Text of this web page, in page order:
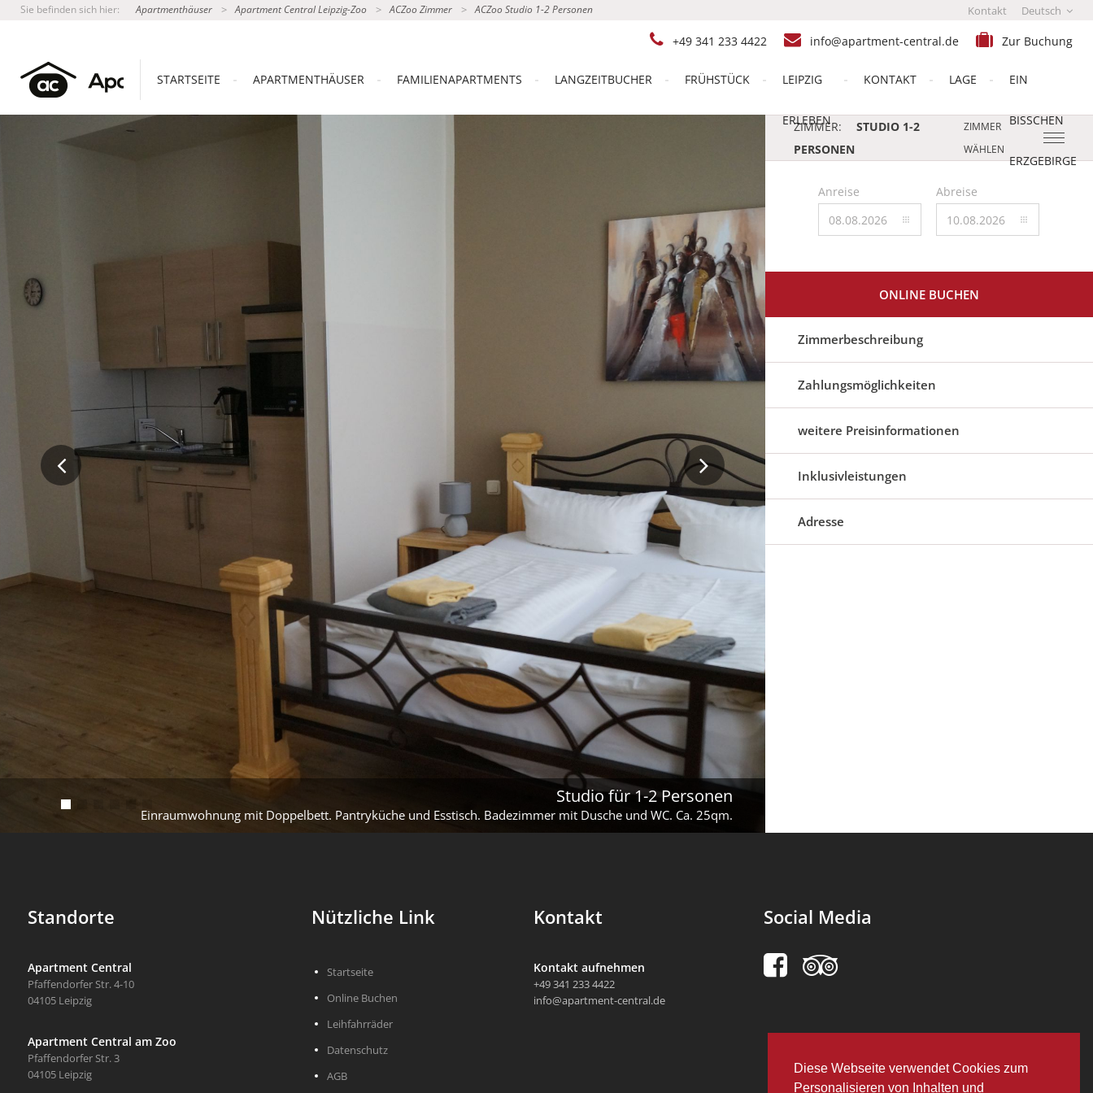
Diese Webseite verwendet Cookies zum
Personalisieren von Inhalten und
Sie befinden sich hier: Apartmenthäuser Apartment Central Leipzig-Zoo ACZoo Zimmer ACZoo Studio 1-2 Personen Kontakt Deutsch
+49 341 233 4422 info@apartment-central.de Zur Buchung
STARTSEITE APARTMENTHÄUSER FAMILIENAPARTMENTS LANGZEITBUCHER FRÜHSTÜCK LEIPZIG
ERLEBEN
KONTAKT LAGE EIN
BISSCHEN
ERZGEBIRGE
Studio für 1-2 Personen
Einraumwohnung mit Doppelbett. Pantryküche und Esstisch. Badezimmer mit Dusche und WC. Ca. 25qm.
2
ZIMMER:
STUDIO 1-2
PERSONEN
ZIMMER
WÄHLEN
Anreise Abreise
ONLINE BUCHEN
Zimmerbeschreibung
Zahlungsmöglichkeiten
weitere Preisinformationen
Inklusivleistungen
Adresse
Standorte
Apartment Central
Pfaffendorfer Str. 4-10
04105 Leipzig
Apartment Central am Zoo
Pfaffendorfer Str. 3
04105 Leipzig
Nützliche Link
Startseite
Online Buchen
Leihfahrräder
Datenschutz
AGB
Kontakt
Kontakt aufnehmen
+49 341 233 4422
info@apartment-central.de
Social Media